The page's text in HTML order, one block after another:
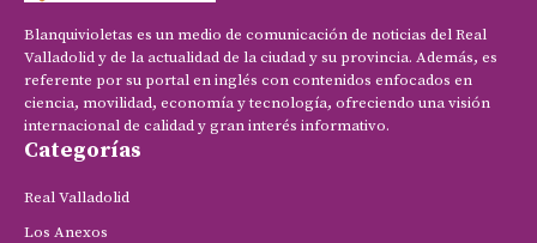
Blanquivioletas es un medio de comunicación de noticias del Real
Valladolid y de la actualidad de la ciudad y su provincia. Además, es
referente por su portal en inglés con contenidos enfocados en
ciencia, movilidad, economía y tecnología, ofreciendo una visión
internacional de calidad y gran interés informativo.
Categorías
Real Valladolid
Los Anexos